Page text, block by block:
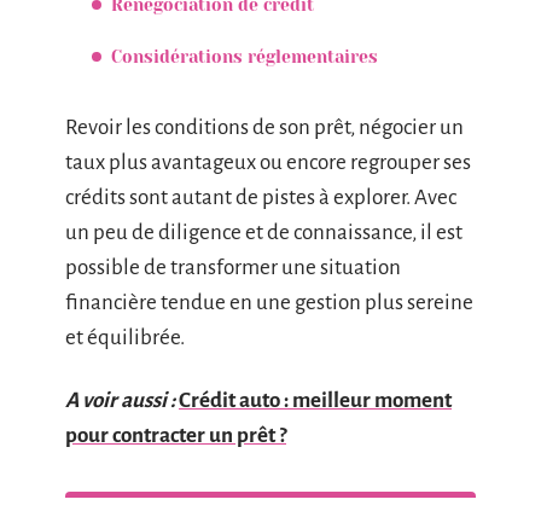
Renégociation de crédit
Considérations réglementaires
Revoir les conditions de son prêt, négocier un
taux plus avantageux ou encore regrouper ses
crédits sont autant de pistes à explorer. Avec
un peu de diligence et de connaissance, il est
possible de transformer une situation
financière tendue en une gestion plus sereine
et équilibrée.
A voir aussi :Crédit auto : meilleur moment
pour contracter un prêt ?